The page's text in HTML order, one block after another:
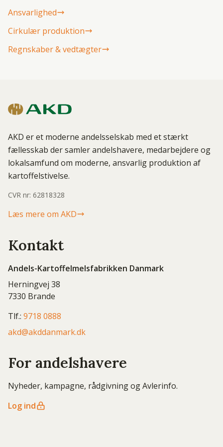
Ansvarlighed
Cirkulær produktion
Regnskaber & vedtægter
AKD er et moderne andelsselskab med et stærkt
fællesskab der samler andelshavere, medarbejdere og
lokalsamfund om moderne, ansvarlig produktion af
kartoffelstivelse.
CVR nr: 62818328
Læs mere om AKD
Kontakt
Andels-Kartoffelmelsfabrikken Danmark
Herningvej 38
7330 Brande
Tlf.: 9718 0888
akd@akddanmark.dk
For andelshavere
Nyheder, kampagne, rådgivning og Avlerinfo.
Log ind